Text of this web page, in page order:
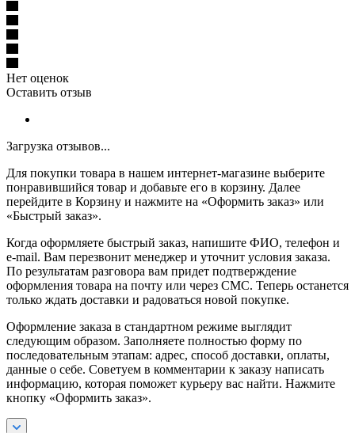
Нет оценок
Оставить отзыв
Загрузка отзывов...
Для покупки товара в нашем интернет-магазине выберите
понравившийся товар и добавьте его в корзину. Далее
перейдите в Корзину и нажмите на «Оформить заказ» или
«Быстрый заказ».
Когда оформляете быстрый заказ, напишите ФИО, телефон и
e-mail. Вам перезвонит менеджер и уточнит условия заказа.
По результатам разговора вам придет подтверждение
оформления товара на почту или через СМС. Теперь останется
только ждать доставки и радоваться новой покупке.
Оформление заказа в стандартном режиме выглядит
следующим образом. Заполняете полностью форму по
последовательным этапам: адрес, способ доставки, оплаты,
данные о себе. Советуем в комментарии к заказу написать
информацию, которая поможет курьеру вас найти. Нажмите
кнопку «Оформить заказ».